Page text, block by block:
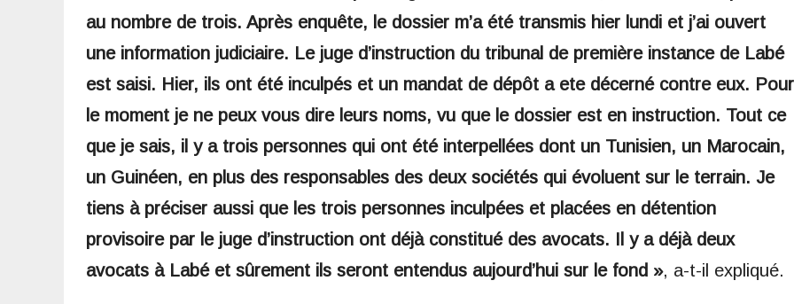
au nombre de trois. Après enquête, le dossier m’a été transmis hier lundi et j’ai ouvert
une information judiciaire. Le juge d’instruction du tribunal de première instance de Labé
est saisi. Hier, ils ont été inculpés et un mandat de dépôt a ete décerné contre eux. Pour
le moment je ne peux vous dire leurs noms, vu que le dossier est en instruction. Tout ce
que je sais, il y a trois personnes qui ont été interpellées dont un Tunisien, un Marocain,
un Guinéen, en plus des responsables des deux sociétés qui évoluent sur le terrain. Je
tiens à préciser aussi que les trois personnes inculpées et placées en détention
provisoire par le juge d’instruction ont déjà constitué des avocats. Il y a déjà deux
avocats à Labé et sûrement ils seront entendus aujourd’hui sur le fond », a-t-il expliqué.